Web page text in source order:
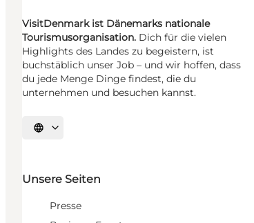
VisitDenmark ist Dänemarks nationale
Tourismusorganisation. Dich für die vielen
Highlights des Landes zu begeistern, ist
buchstäblich unser Job – und wir hoffen, dass
du jede Menge Dinge findest, die du
unternehmen und besuchen kannst.
Sprache auswählen
Unsere Seiten
Presse